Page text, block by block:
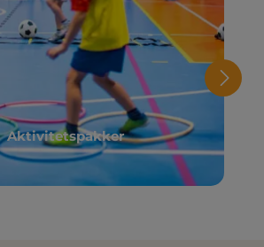
Aktivitetspakker